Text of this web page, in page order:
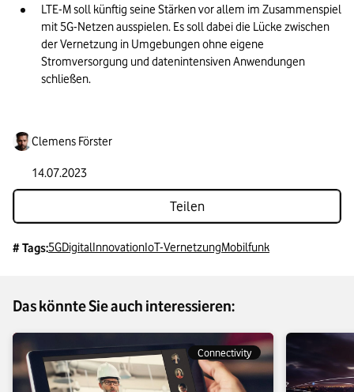
LTE-M soll künftig seine Stärken vor allem im Zusammenspiel
mit 5G-Netzen ausspielen. Es soll dabei die Lücke zwischen
der Vernetzung in Umgebungen ohne eigene
Stromversorgung und datenintensiven Anwendungen
schließen.
Clemens Förster
14.07.2023
Teilen
# Tags:5GDigitalInnovationIoT-VernetzungMobilfunk
Das könnte Sie auch interessieren:
Connectivity